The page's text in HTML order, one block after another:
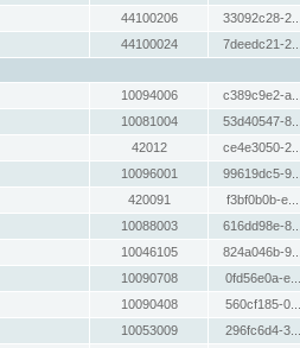
44100206 33092c28-2...
44100024 7deedc21-2...
10094006 c389c9e2-a...
10081004 53d40547-8...
42012 ce4e3050-2...
10096001 99619dc5-9...
420091 f3bf0b0b-e...
10088003 616dd98e-8...
10046105 824a046b-9...
10090708 0fd56e0a-e...
10090408 560cf185-0...
10053009 296fc6d4-3...